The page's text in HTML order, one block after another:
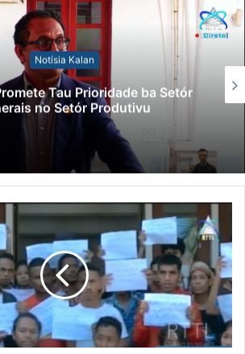
Notísia Kalan
Ajuda Autoridade
Kaptura Autór Kriminozu ho
Iha Estranjeiru